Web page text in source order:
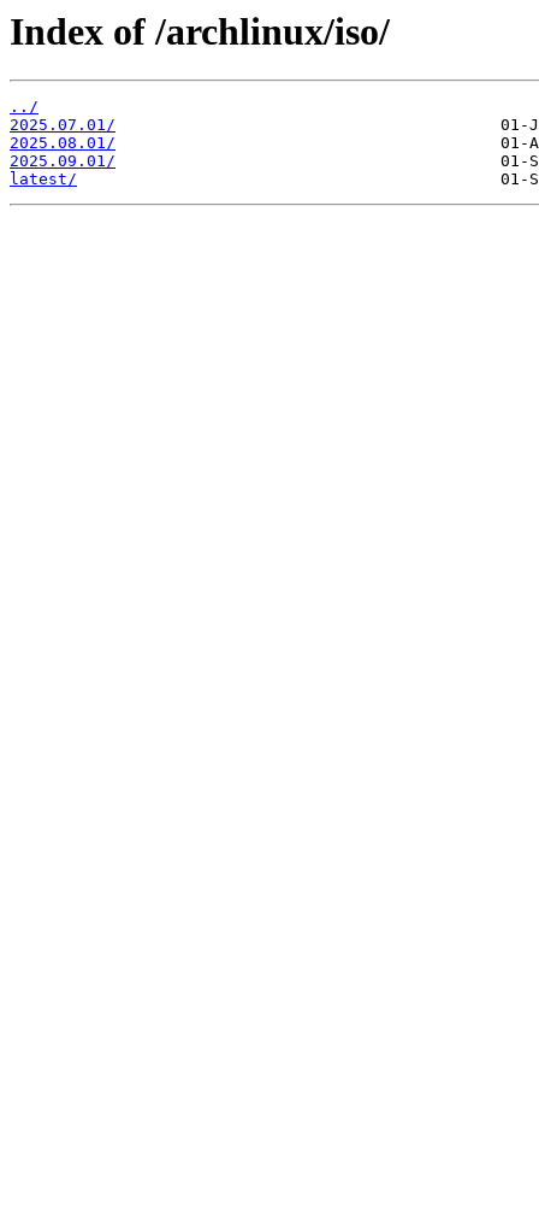
Index of /archlinux/iso/
../
2025.07.01/
2025.08.01/
2025.09.01/
latest/